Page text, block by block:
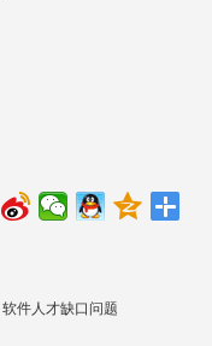
件人才缺口问题